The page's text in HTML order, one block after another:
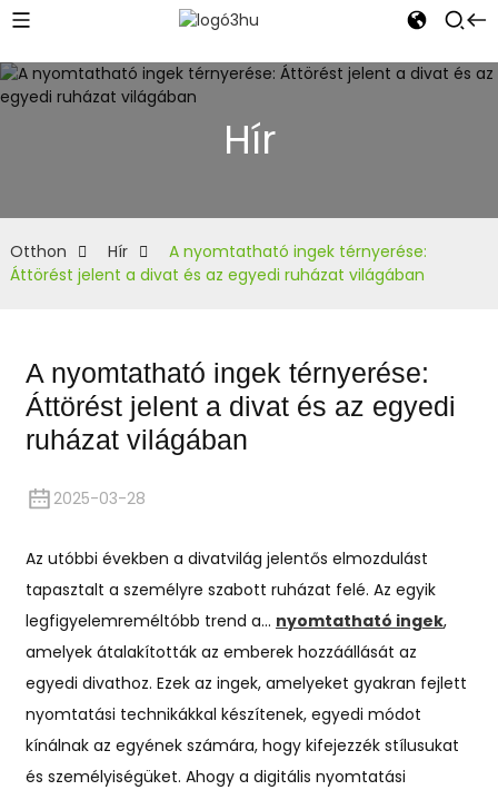
Hír
Otthon Hír
A nyomtatható ingek térnyerése:
Áttörést jelent a divat és az egyedi ruházat világában
A nyomtatható ingek térnyerése:
Áttörést jelent a divat és az egyedi
ruházat világában
2025-03-28
Az utóbbi években a divatvilág jelentős elmozdulást
tapasztalt a személyre szabott ruházat felé. Az egyik
legfigyelemreméltóbb trend a... nyomtatható ingek,
amelyek átalakították az emberek hozzáállását az
egyedi divathoz. Ezek az ingek, amelyeket gyakran fejlett
nyomtatási technikákkal készítenek, egyedi módot
kínálnak az egyének számára, hogy kifejezzék stílusukat
és személyiségüket. Ahogy a digitális nyomtatási